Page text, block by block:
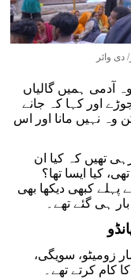
وائر
آدمی ہمیں گالیاں
اور کہا کہ جانے
وہ نہیں مانا اور اس
تھیں کہ کیا ان
کیا ایسا تھا؟
پہلے کبھی دیکھا بھی
زومیٹو، سویگی،
کام کرتے تھے۔